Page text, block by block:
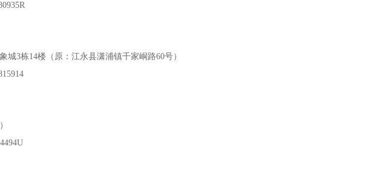
城3栋14楼（原：江永县潇浦镇千家峒路60号）